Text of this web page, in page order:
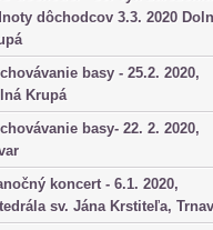
dôchodcov 3.3. 2020
basy - 25.2. 2020,
Krupá
basy- 22. 2. 2020,
koncert - 6.1. 2020,
sv. Jána Krstiteľa,